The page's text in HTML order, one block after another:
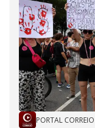
PORTAL CORREIO